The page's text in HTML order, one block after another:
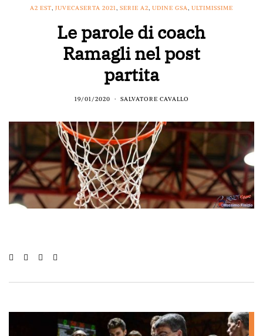
A2 EST, JUVECASERTA 2021, SERIE A2, UDINE GSA, ULTIMISSIME
Le parole di coach
Ramagli nel post
partita
19/01/2020 SALVATORE CAVALLO